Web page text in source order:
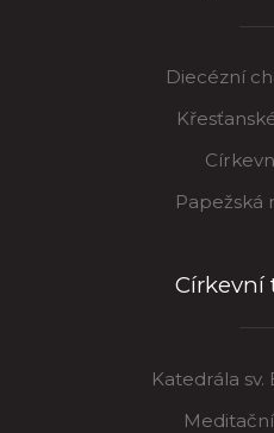
Diecézní
Papežská
Církevní
Katedrála